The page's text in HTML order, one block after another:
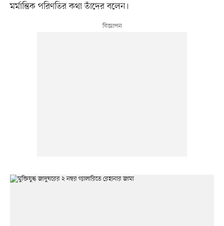
মর্মান্তিক পরিণতির কথা তাঁদের বলেন।